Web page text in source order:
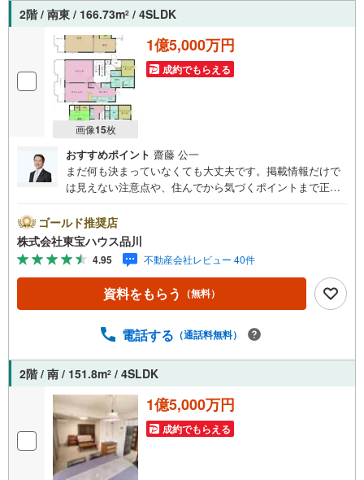
2階 / 南東 / 166.73m2 / 4SLDK
画像15枚
1億5,000万円
成約でもらえる
おすすめポイント 齋藤 公一
まだ何も決まっていなくても大丈夫です。掲載情報だけで
は見えない注意点や、住んでから気づくポイントまで正直
とも包み隠さずお伝えし、「納得して選ぶ」ためのサポー
トを大切にしています。現地でしか分からないリアルな情
報も含めて、一緒に後悔しない住まい探しを進めていきま
しょう。まずはお気軽にご相談ください。【Yahoo！ 不動
産キャンペーン対象店舗】当店で物件を成約するとPayPay
ボーナスライトがもらえる「Yahoo！ 不動産 物件ご成約キ
予約をする」ボタンからお問い合わせください。※必ずYah
スライトは出金と譲渡はできません。ご案内・詳細な資料
のご請求はお気軽にどうぞ♪お電話でのお問い合わせも常
時受け付けております！お気軽にお問い合わせください。
ゴールド推奨店
株式会社東宝ハウス品川
4.95 不動産会社レビュー 40件
資料をもらう （無料）
電話する （通話料無料）
2階 / 南 / 151.8m2 / 4SLDK
1億5,000万円
成約でもらえる